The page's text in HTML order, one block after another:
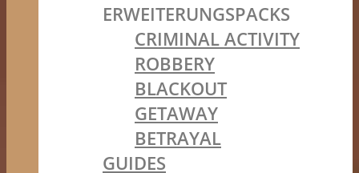
ERWEITERUNGSPACKS
CRIMINAL ACTIVITY
ROBBERY
BLACKOUT
GETAWAY
BETRAYAL
GUIDES